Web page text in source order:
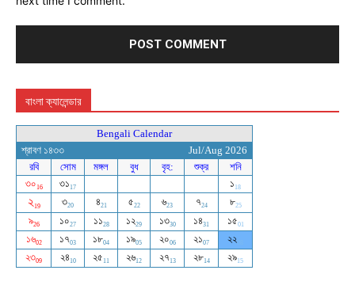
বাংলা ক্যালেন্ডার